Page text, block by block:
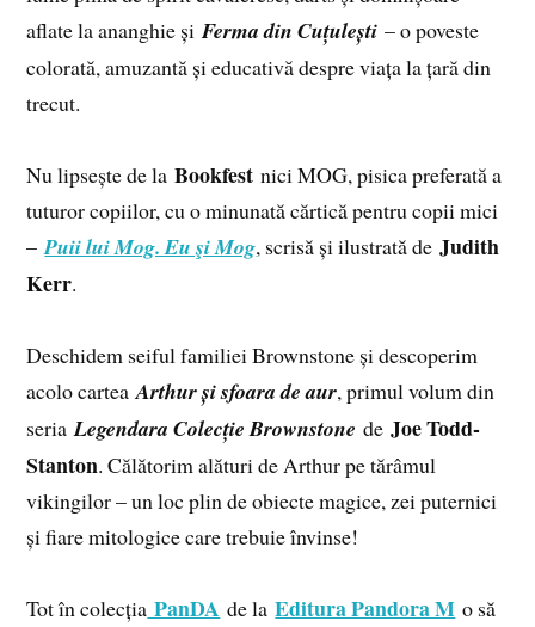
aflate la ananghie și Ferma din Cuțulești – o poveste
colorată, amuzantă și educativă despre viața la țară din
trecut.
Nu lipsește de laBookfest nici MOG, pisica preferată a
tuturor copiilor, cu o minunată cărtică pentru copii mici
–Puii lui Mog. Eu şi Mog, scrisă și ilustrată deJudith
Kerr.
Deschidem seiful familiei Brownstone și descoperim
acolo carteaArthur și sfoara de aur, primul volum din
seriaLegendara Colecție Brownstone deJoe Todd-
Stanton. Călătorim alături de Arthur pe tărâmul
vikingilor – un loc plin de obiecte magice, zei puternici
și fiare mitologice care trebuie învinse!
Tot în colecția PanDA de laEditura Pandora M o să